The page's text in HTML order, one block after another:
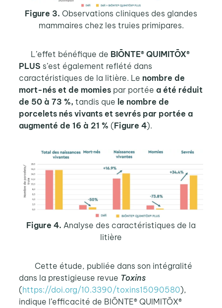
Figure 3. Observations cliniques des glandes
mammaires chez les truies primipares.
L’effet bénéfique de BIŌNTE® QUIMITŌX®
PLUS s’est également reflété dans
caractéristiques de la litière. Le nombre de
mort-nés et de momiespar portée a été réduit
de 50 à 73 %, tandis que le nombre de
porcelets nés vivants et sevrés par portée a
augmenté de 16 à 21 % (Figure 4).
Figure 4. Analyse des caractéristiques de la
litière
Cette étude, publiée dans son intégralité
dans la prestigieuse revue Toxins
(https://doi.org/10.3390/toxins15090580),
indique l’efficacité de BIŌNTE® QUIMITŌX®